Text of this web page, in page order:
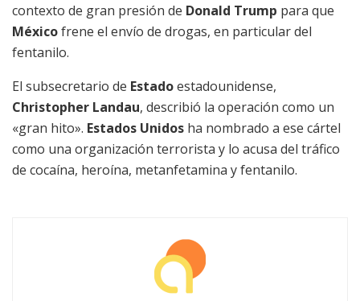
contexto de gran presión de Donald Trump para que
Méxicofrene el envío de drogas, en particular del
fentanilo.
El subsecretario de Estadoestadounidense,
Christopher Landau, describió la operación como un
«gran hito». Estados Unidos ha nombrado a ese cártel
como una organización terrorista y lo acusa del tráfico
de cocaína, heroína, metanfetamina y fentanilo.